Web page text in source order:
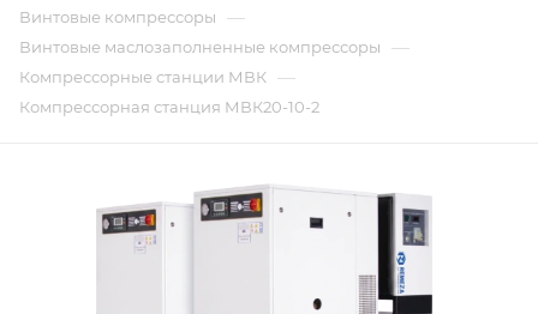
Винтовые компрессоры —
Винтовые маслозаполненные компрессоры —
Компрессорные станции МВК —
Компрессорная станция МВК20-10-2